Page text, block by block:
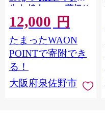
牛肉 焼肉 BBQ 薄切り
ぎゅうたん スライス
訳あり サイズ不揃
い】 G4721
12,000 円
たまったWAON
POINTで寄附でき
る！
大阪府泉佐野市